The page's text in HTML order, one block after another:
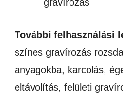
gravírozás
További felhasználási
színes gravírozás
anyagokba, karcolás,
eltávolítás, felületi